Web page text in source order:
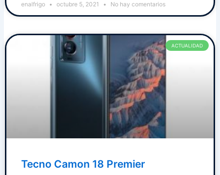
enalfrigo octubre 5, 2021 No hay comentarios
ACTUALIDAD
Tecno Camon 18 Premier